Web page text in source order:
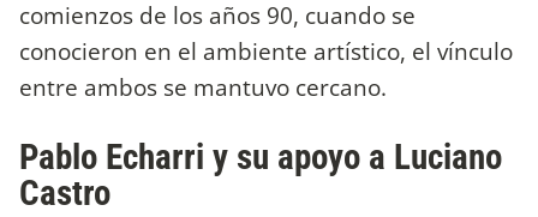
comienzos de los años 90, cuando se
conocieron en el ambiente artístico, el vínculo
entre ambos se mantuvo cercano.
Pablo Echarri y su apoyo a Luciano
Castro